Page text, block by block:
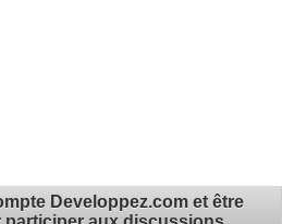
Developpez.com et être